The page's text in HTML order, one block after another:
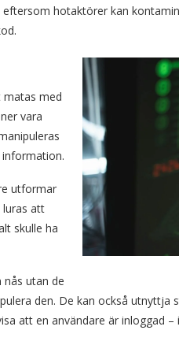
eftersom hotaktörer kan
matas med
vara
utformar
luras att
skulle ha
nås utan de
den. De kan också utnyttja
att en användare är inloggad –